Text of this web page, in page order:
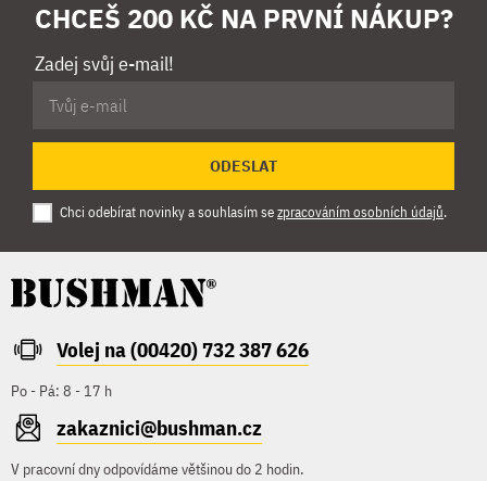
CHCEŠ 200 KČ NA PRVNÍ NÁKUP?
Zadej svůj e-mail!
ODESLAT
Chci odebírat novinky a souhlasím sezpracováním osobních údajů.
Volej na (00420) 732 387 626
Po - Pá: 8 - 17 h
zakaznici@bushman.cz
V pracovní dny odpovídáme většinou do 2 hodin.